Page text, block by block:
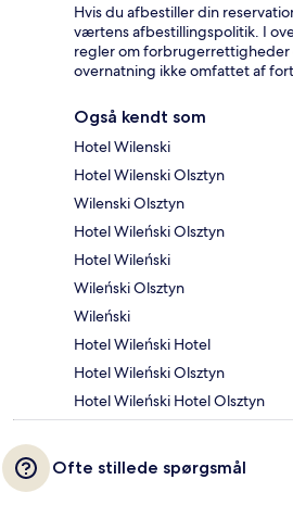
Hvis du afbestiller din
værtens afbestillingspolitik. I
regler om forbrugerrettigheder
overnatning ikke omfattet af
Også kendt som
Hotel Wilenski
Hotel Wilenski Olsztyn
Wilenski Olsztyn
Hotel Wileński Olsztyn
Hotel Wileński
Wileński Olsztyn
Wileński
Hotel Wileński Hotel
Hotel Wileński Olsztyn
Hotel Wileński Hotel Olsztyn
Ofte stillede spørgsmål